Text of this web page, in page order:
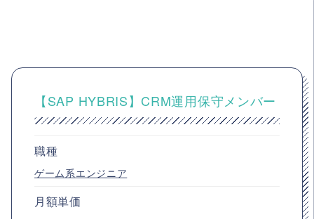
【SAP HYBRIS】CRM運用保守メンバー
職種
ゲーム系エンジニア
月額単価